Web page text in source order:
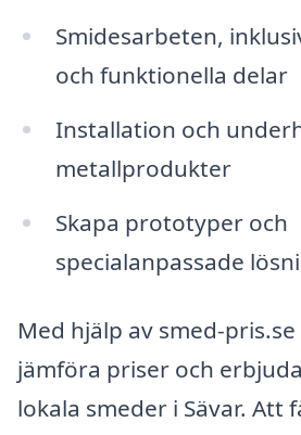
Smidesarbeten,
och funktionella delar
Installation och
metallprodukter
Skapa prototyper och
specialanpassade
Med hjälp av smed-
jämföra priser och
lokala smeder i Sävar. Att